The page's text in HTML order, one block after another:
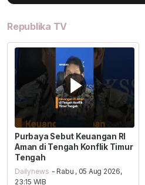
Republika TV
Purbaya Sebut Keuangan RI
Aman di Tengah Konflik Timur
Tengah
Dailynews - Rabu , 05 Aug 2026,
23:15 WIB